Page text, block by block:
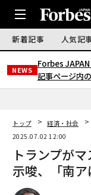
新着記事 人気記
NEWS
Forbes JAPAN
記事ページ内
トップ 経済・社会
2025.07.02 12:00
トランプが
示唆、「南ア